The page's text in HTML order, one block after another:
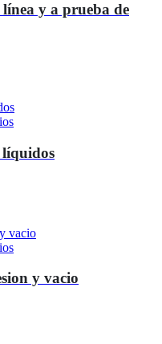
y a prueba de
líquidos
y vacio